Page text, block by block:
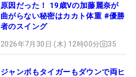
原因だった！ 19歳Vの加藤麗奈が
曲がらない秘密はカカト体重 #優勝
者のスイング
2026年7月30日 (木) 12時00分 35
ジャンボもタイガーもダウンで両ヒ